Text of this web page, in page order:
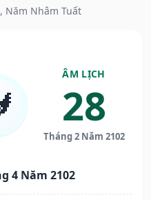
Năm Nhâm Tuất
ÂM LỊCH
28
Tháng 2 Năm 2102
4 Năm 2102